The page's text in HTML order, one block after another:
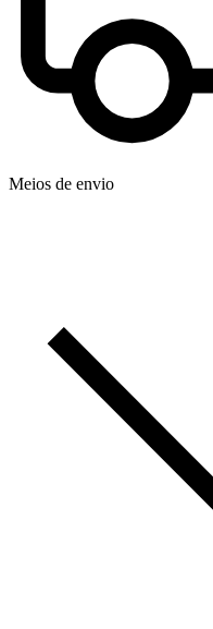
Meios de envio